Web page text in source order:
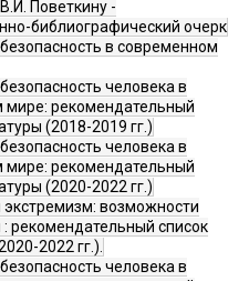
Поветкину -
библиографический очерк
в современном
человека в
мире: рекомендательный
(2018-2019 гг.)
человека в
мире: рекомендательный
(2020-2022 гг.)
экстремизм: возможности
рекомендательный список
2022 гг.).
человека в